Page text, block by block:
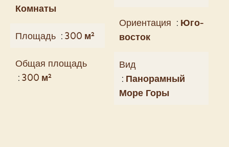
Комнаты
Площадь 300 м²
Общая площадь
300 м²
Ориентация
Юго-
восток
Вид
Панорамный
Море Горы